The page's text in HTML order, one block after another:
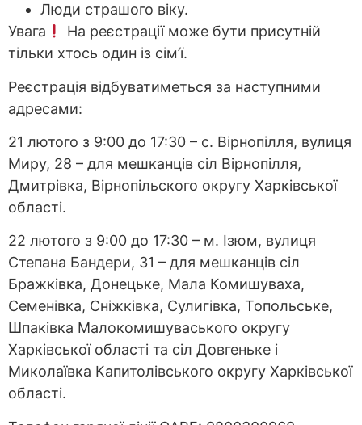
Люди страшого віку.
Увага
На реєстрації може бути присутній
тільки хтось один із сім’ї.
Реєстрація відбуватиметься за наступними
адресами:
21 лютого з 9:00 до 17:30 – с. Вірнопілля, вулиця
Миру, 28 – для мешканців сіл Вірнопілля,
Дмитрівка, Вірнопільского округу Харківської
області.
22 лютого з 9:00 до 17:30 – м. Ізюм, вулиця
Степана Бандери, 31 – для мешканців сіл
Бражківка, Донецьке, Мала Комишуваха,
Семенівка, Сніжківка, Сулигівка, Топольське,
Шпаківка Малокомишуваського округу
Харківської області та сіл Довгеньке і
Миколаївка Капитолівського округу Харківської
області.